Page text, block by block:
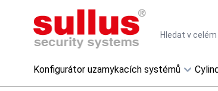
Konfigurátor uzamykacích systémů